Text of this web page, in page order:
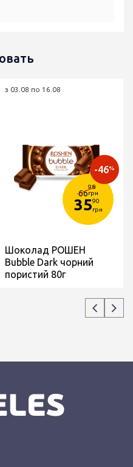
з 03.08 по 16.08
66
98
грн
3590
грн
-46%
Шоколад РОШЕН
Bubble Dark чорний
пористий 80г